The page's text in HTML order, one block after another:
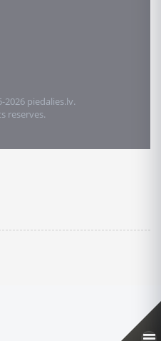
piedalies.lv.
reserves.